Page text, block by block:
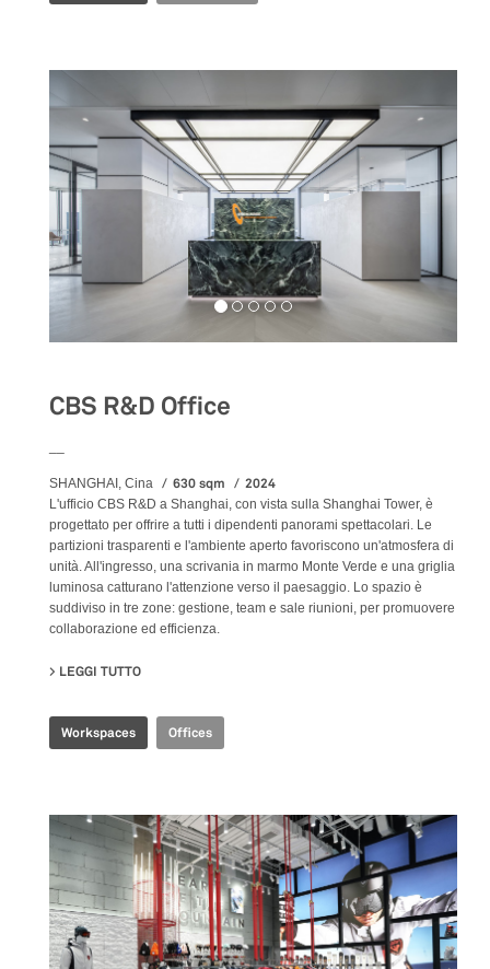
CBS R&D Office
SHANGHAI, Cina 630 sqm 2024
L'ufficio CBS R&D a Shanghai, con vista sulla Shanghai Tower, è
progettato per offrire a tutti i dipendenti panorami spettacolari. Le
partizioni trasparenti e l'ambiente aperto favoriscono un'atmosfera di
unità. All'ingresso, una scrivania in marmo Monte Verde e una griglia
luminosa catturano l'attenzione verso il paesaggio. Lo spazio è
suddiviso in tre zone: gestione, team e sale riunioni, per promuovere
collaborazione ed efficienza.
LEGGI TUTTO
Workspaces Offices